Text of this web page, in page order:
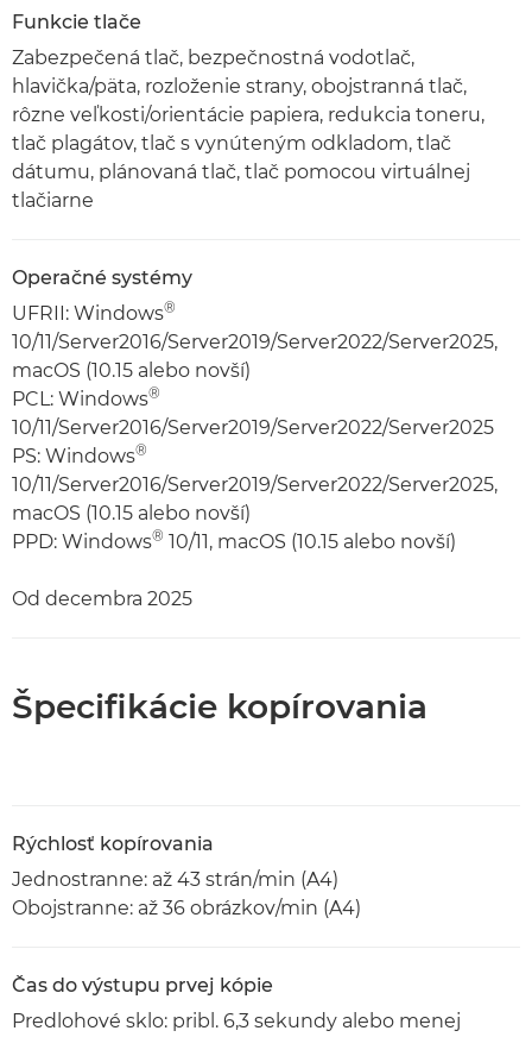
Funkcie tlače
Zabezpečená tlač, bezpečnostná vodotlač,
hlavička/päta, rozloženie strany, obojstranná tlač,
rôzne veľkosti/orientácie papiera, redukcia toneru,
tlač plagátov, tlač s vynúteným odkladom, tlač
dátumu, plánovaná tlač, tlač pomocou virtuálnej
tlačiarne
Operačné systémy
UFRII: Windows®
10/11/Server2016/Server2019/Server2022/Server2025,
macOS (10.15 alebo novší)
PCL: Windows®
10/11/Server2016/Server2019/Server2022/Server2025
PS: Windows®
10/11/Server2016/Server2019/Server2022/Server2025,
macOS (10.15 alebo novší)
PPD: Windows® 10/11, macOS (10.15 alebo novší)
Od decembra 2025
Špecifikácie kopírovania
Rýchlosť kopírovania
Jednostranne: až 43 strán/min (A4)
Obojstranne: až 36 obrázkov/min (A4)
Čas do výstupu prvej kópie
Predlohové sklo: pribl. 6,3 sekundy alebo menej